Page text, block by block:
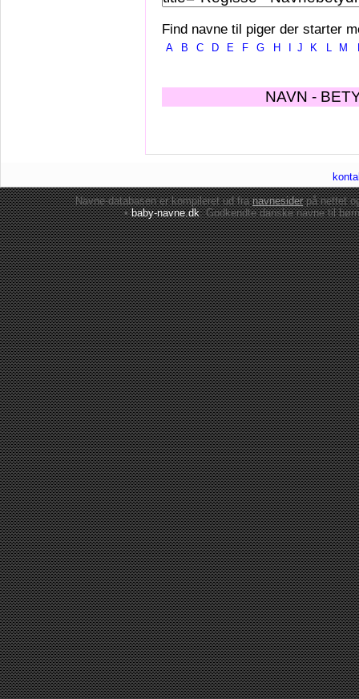
Find navne til piger der starter
A B C D E F G H J K L M
NAVN -
Navne-databasen er kompileret ud franavnesiderpå nettet
•baby-navne.dk: Godkendte danskenavne til børn